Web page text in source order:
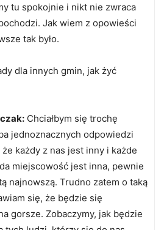
tu spokojnie i nikt nie zwraca
Jak wiem z opowieści
tak było.
dla innych gmin, jak żyć
Chciałbym się trochę
jednoznacznych odpowiedzi
każdy z nas jest inny i każde
miejscowość jest inna, pewnie
najnowszą. Trudno zatem o taką
się, że będzie się
gorsze. Zobaczymy, jak będzie